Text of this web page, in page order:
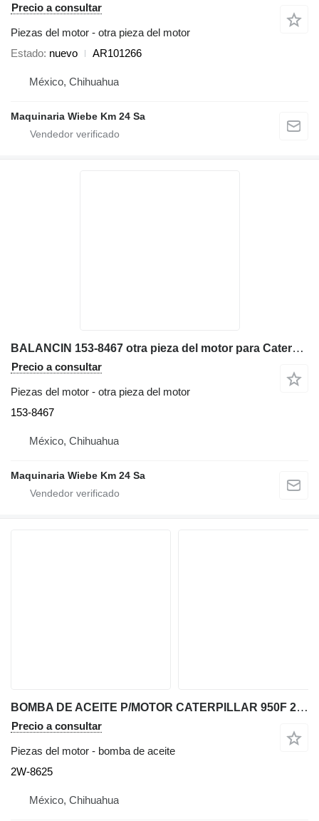
Precio a consultar
Piezas del motor - otra pieza del motor
Estado nuevo AR101266
México, Chihuahua
Maquinaria Wiebe Km 24 Sa
BALANCIN 153-8467 otra pieza del motor para Caterpillar 962G cargadora de ruedas
Precio a consultar
Piezas del motor - otra pieza del motor
153-8467
México, Chihuahua
Maquinaria Wiebe Km 24 Sa
BOMBA DE ACEITE P/MOTOR CATERPILLAR 950F 2W-8625 para Caterpillar 950F cargadora de ruedas
Precio a consultar
Piezas del motor - bomba de aceite
2W-8625
México, Chihuahua